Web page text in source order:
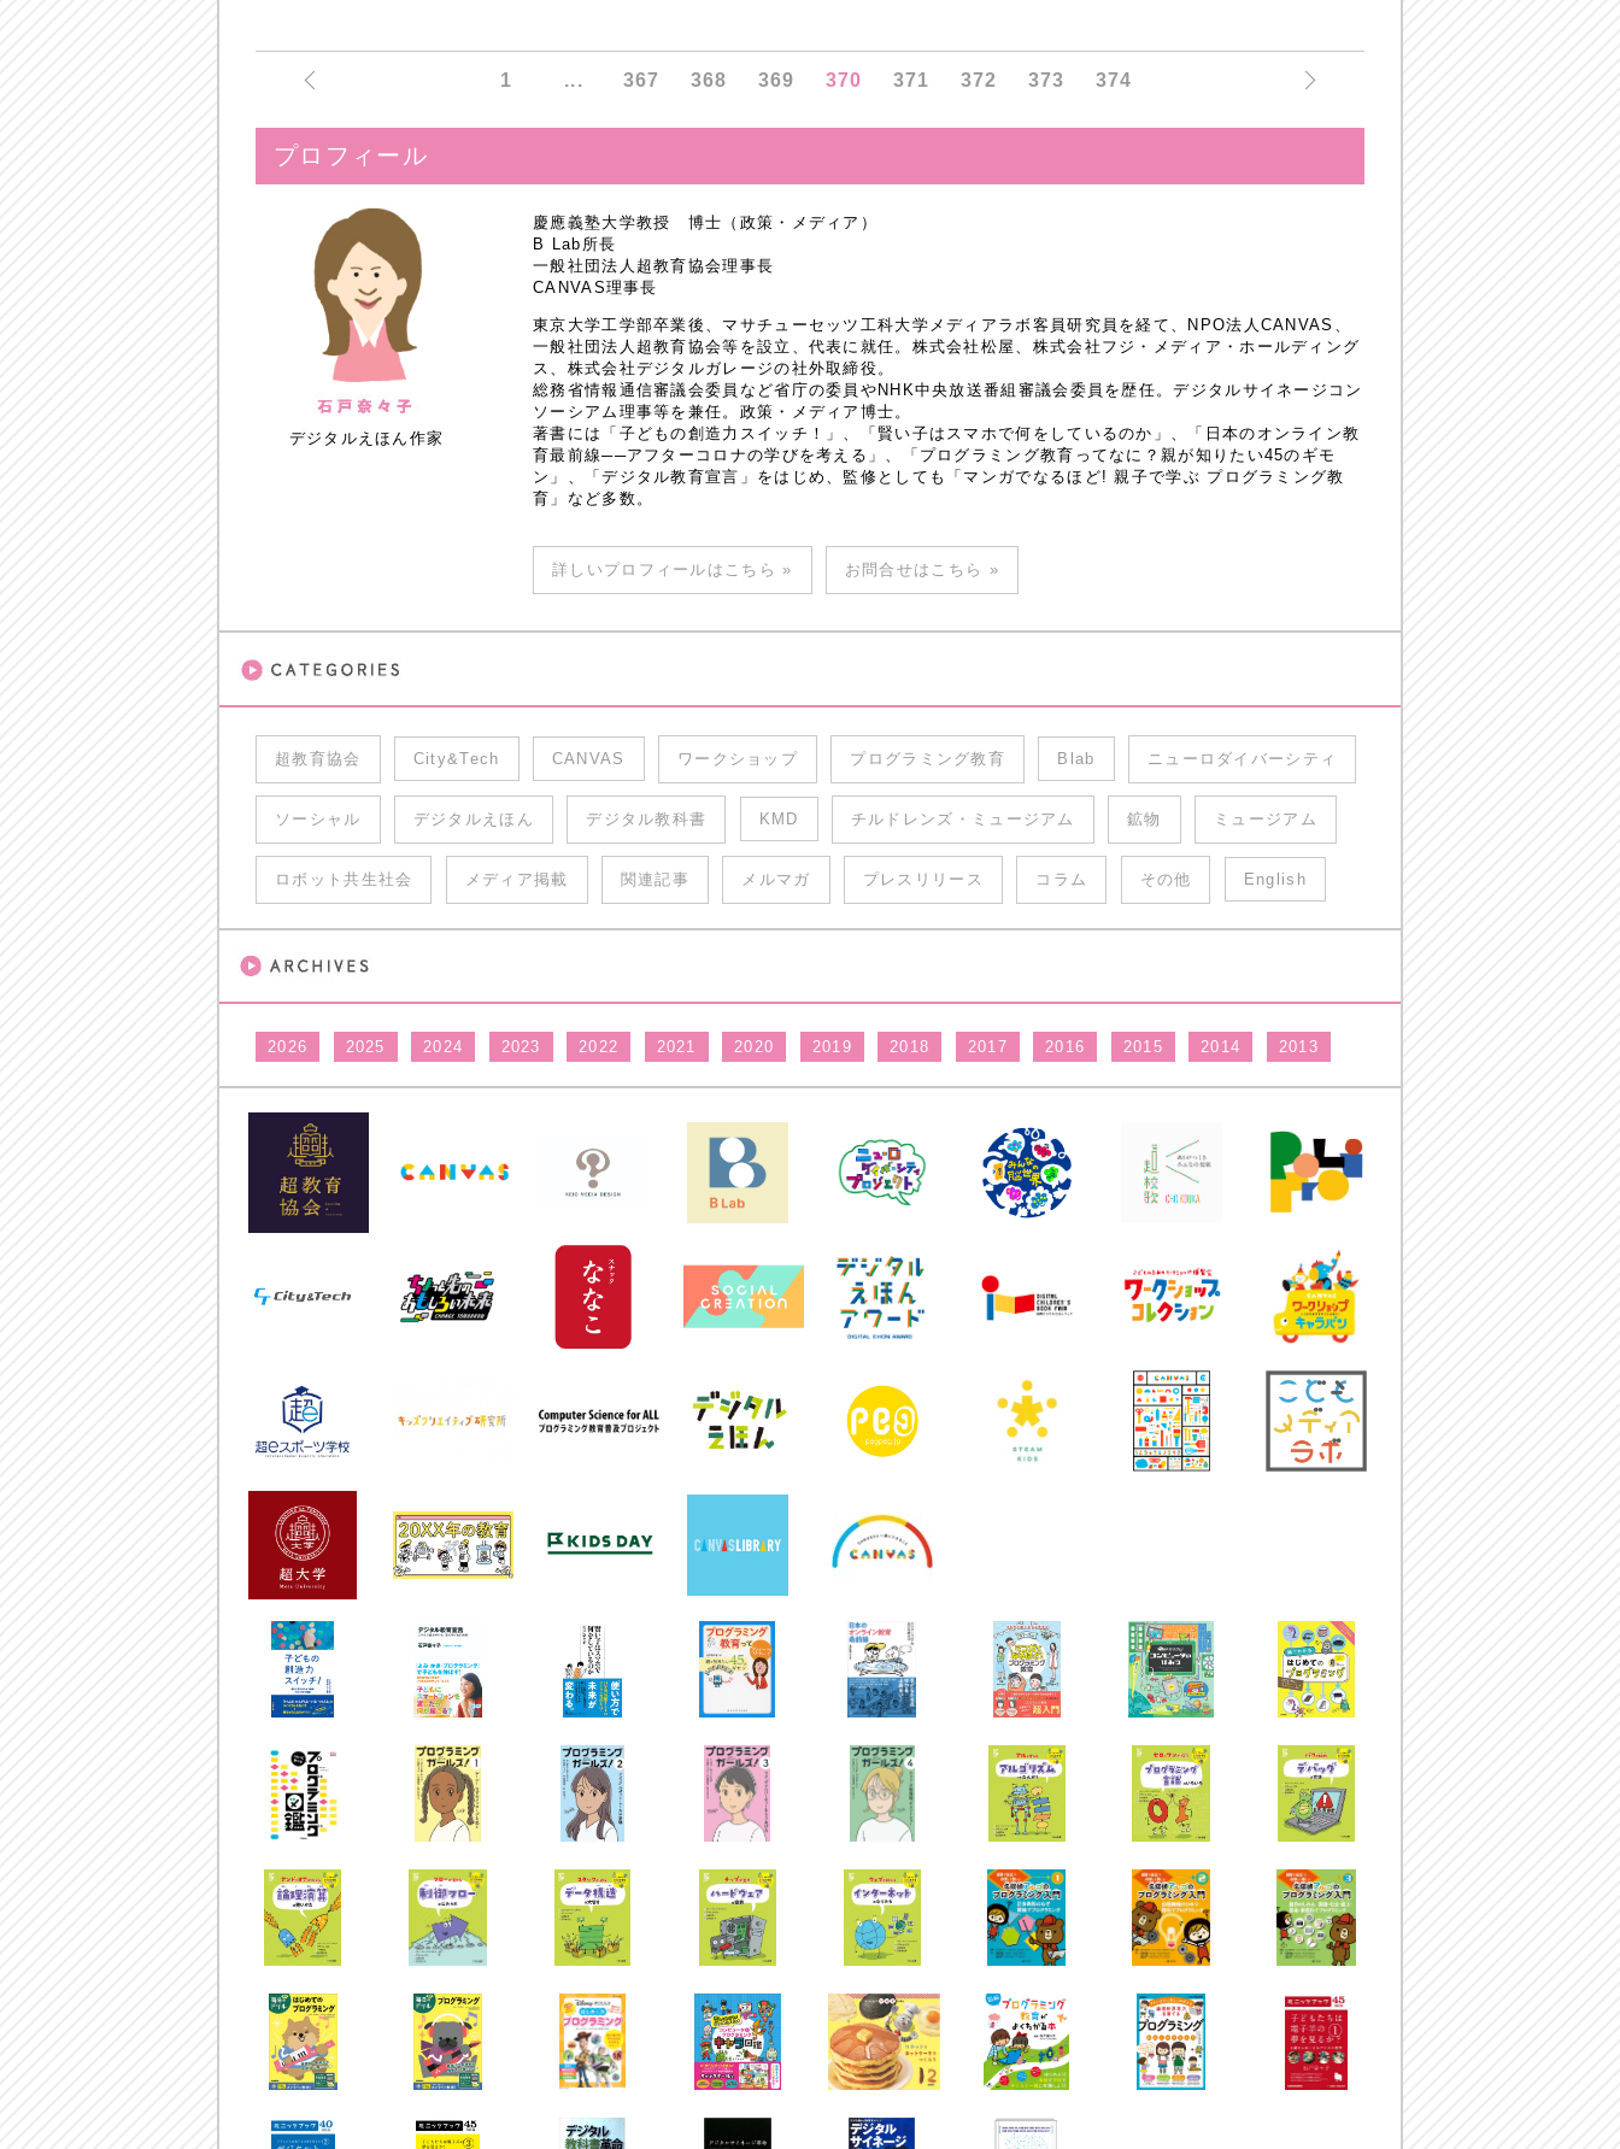
1 ... 367 368 369 370 371 372 373 374
プロフィール
デジタルえほん作家
慶應義塾大学教授 博士（政策・メディア）
B Lab所長
一般社団法人超教育協会理事長
CANVAS理事長
東京大学工学部卒業後、マサチューセッツ工科大学メディアラボ客員研究員を経て、NPO法人CANVAS、
一般社団法人超教育協会等を設立、代表に就任。株式会社松屋、株式会社フジ・メディア・ホールディング
ス、株式会社デジタルガレージの社外取締役。
総務省情報通信審議会委員など省庁の委員やNHK中央放送番組審議会委員を歴任。デジタルサイネージコン
ソーシアム理事等を兼任。政策・メディア博士。
著書には「子どもの創造力スイッチ！」、「賢い子はスマホで何をしているのか」、「日本のオンライン教
育最前線──アフターコロナの学びを考える」、「プログラミング教育ってなに？親が知りたい45のギモ
ン」、「デジタル教育宣言」をはじめ、監修としても「マンガでなるほど! 親子で学ぶ プログラミング教
育」など多数。
詳しいプロフィールはこちら » お問合せはこちら »
超教育協会 City&Tech CANVAS ワークショップ プログラミング教育 Blab ニューロダイバーシティ
ソーシャル デジタルえほん デジタル教科書 KMD チルドレンズ・ミュージアム 鉱物 ミュージアム
ロボット共生社会 メディア掲載 関連記事 メルマガ プレスリリース コラム その他 English
2026 2025 2024 2023 2022 2021 2020 2019 2018 2017 2016 2015 2014 2013